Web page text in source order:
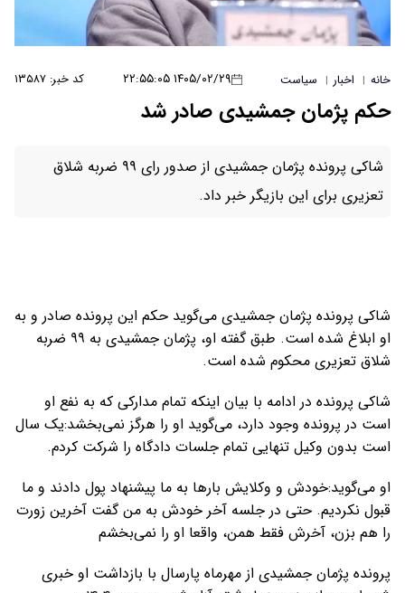
خانه | اخبار | سیاست ۱۴۰۵/۰۲/۲۹ ۲۲:۵۵:۰۵ کد خبر: ۱۳۵۸۷
حکم پژمان جمشیدی صادر شد
شاکی پرونده پژمان جمشیدی از صدور رای ۹۹ ضربه شلاق
تعزیری برای این بازیگر خبر داد.
شاکی پرونده پژمان جمشیدی می‌گوید حکم این پرونده صادر و به
او ابلاغ شده است. طبق گفته او، پژمان جمشیدی به ۹۹ ضربه
شلاق تعزیری محکوم شده است.
شاکی پرونده در ادامه با بیان اینکه تمام مدارکی که به نفع او
است در پرونده وجود دارد، می‌گوید او را هرگز نمی‌بخشد:یک سال
است بدون وکیل تنهایی تمام جلسات دادگاه را شرکت کردم.
او می‌گوید:خودش و وکلایش بارها به ما پیشنهاد پول دادند و ما
قبول نکردیم. حتی در جلسه آخر خودش به من گفت آخرین زورت
را هم بزن، آخرش فقط همن، واقعا او را نمی‌بخشم
پرونده پژمان جمشیدی از مهرماه پارسال با بازداشت او خبری